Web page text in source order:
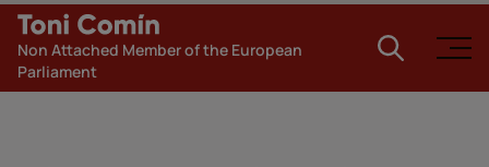
Non Attached Member of the European
Parliament